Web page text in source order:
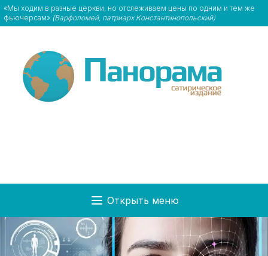
«Мы ходим в разные церкви, но отслеживаем цены по одним и тем же
фьючерсам» (Варфоломей, патриарх Константинопольский)
Открыть меню